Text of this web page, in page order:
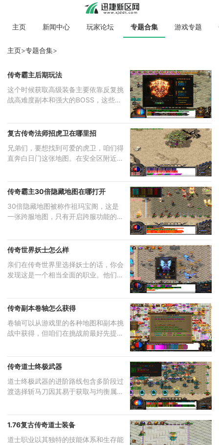
主页 新闻中心 玩家论坛 专题合集 游戏专题
主页>专题合集>
传奇霸主后期玩法
这个时候获取高级装备主要依靠反复挑
战高难度副本和强大的BOSS，这些地
复古传奇法师招虎卫在哪里招
兄弟们，要想找到可爱的虎卫，咱们得
直奔白日门这张地图。在安全区附近找
传奇霸主30倍隐藏地图在哪打开
30倍隐藏地图被称作祖玛宝阁，这是
一张跨服地图，只有开启跨服功能的玩
传奇世界妖士怎么样
亲们在传奇世界里选择妖士的话，你会
发现这是一个相当全面的职业。他们拥
传奇副本卷轴怎么获得
卷轴可以从游戏里的各种地图和副本挑
战中获得，但咱们在挑战前最好先提升
传奇道士终极武器
道士终极武器的进阶路线包含多阶段过
渡选择斩马刀因其易于获取与均衡属性
1.76复古传奇道士装备
道士职业以其独特的技能体系和生存能